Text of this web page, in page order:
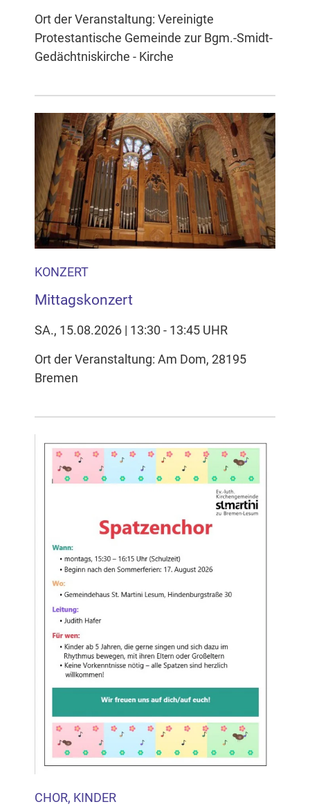
Ort der Veranstaltung: Vereinigte
Protestantische Gemeinde zur Bgm.-Smidt-
Gedächtniskirche - Kirche
KONZERT
Mittagskonzert
SA., 15.08.2026 | 13:30 - 13:45 UHR
Ort der Veranstaltung: Am Dom, 28195
Bremen
CHOR, KINDER